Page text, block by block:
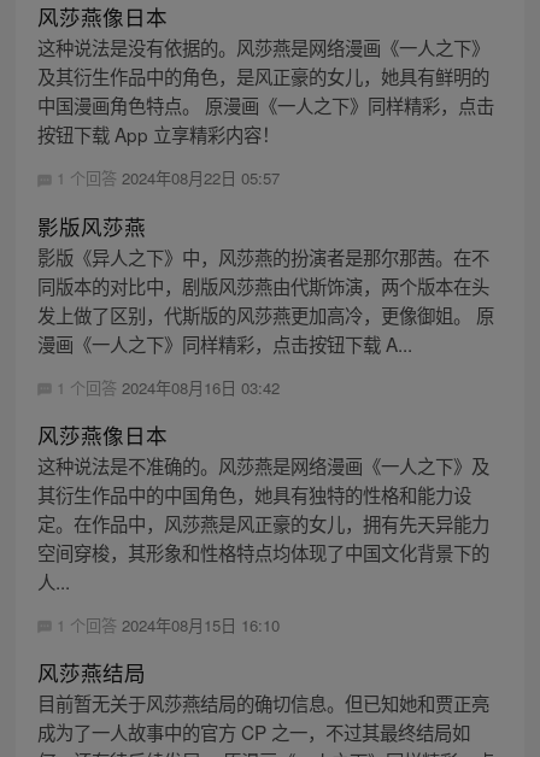
风莎燕像日本
这种说法是没有依据的。风莎燕是网络漫画《一人之下》
及其衍生作品中的角色，是风正豪的女儿，她具有鲜明的
中国漫画角色特点。 原漫画《一人之下》同样精彩，点击
按钮下载 App 立享精彩内容！
1 个回答 2024年08月22日 05:57
影版风莎燕
影版《异人之下》中，风莎燕的扮演者是那尔那茜。在不
同版本的对比中，剧版风莎燕由代斯饰演，两个版本在头
发上做了区别，代斯版的风莎燕更加高冷，更像御姐。 原
漫画《一人之下》同样精彩，点击按钮下载 A...
1 个回答 2024年08月16日 03:42
风莎燕像日本
这种说法是不准确的。风莎燕是网络漫画《一人之下》及
其衍生作品中的中国角色，她具有独特的性格和能力设
定。在作品中，风莎燕是风正豪的女儿，拥有先天异能力
空间穿梭，其形象和性格特点均体现了中国文化背景下的
人...
1 个回答 2024年08月15日 16:10
风莎燕结局
目前暂无关于风莎燕结局的确切信息。但已知她和贾正亮
成为了一人故事中的官方 CP 之一，不过其最终结局如